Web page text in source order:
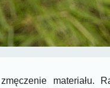
materiału.